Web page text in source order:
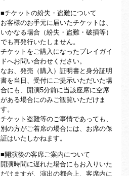
■チケットの紛失・盗難について
お客様のお手元に届いたチケットは、
いかなる場合（紛失・盗難・破損等）
でも再発行いたしません。
チケットをご購入になったプレイガイ
ドへお問い合わせください。
なお、発売（購入）証明書と身分証明
書を当日、受付にご提示いただいた場
合にも、開演5分前に当該座席に空席
がある場合にのみご観覧いただけま
す。
チケット盗難等のご事情であっても、
別の方がご着席の場合には、お席の保
証はいたしかねます。
■開演後の客席ご案内について
開演時間に遅れた場合にもお入りいた
だけますが、演出の都合上、客席内に